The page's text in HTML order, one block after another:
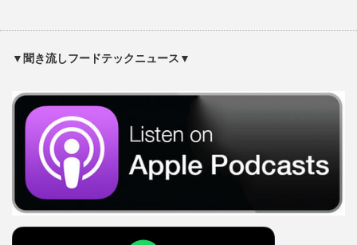
▼聞き流しフードテックニュース▼